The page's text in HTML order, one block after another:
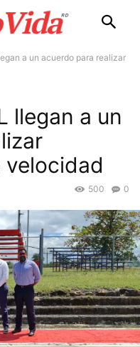
a un acuerdo para realizar
llegan a un
0
500